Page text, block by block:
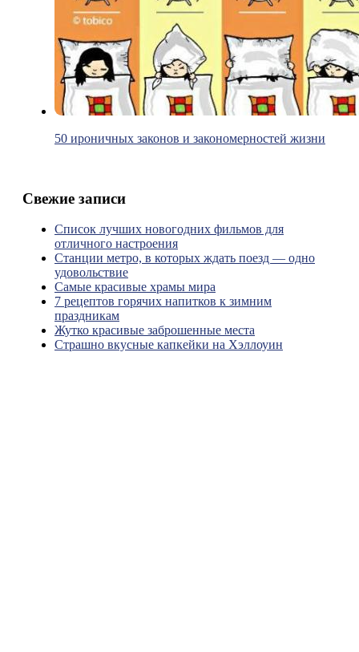
50 ироничных законов и закономерностей жизни
Свежие записи
Список лучших новогодних фильмов для
отличного настроения
Станции метро, в которых ждать поезд — одно
удовольствие
Самые красивые храмы мира
7 рецептов горячих напитков к зимним
праздникам
Жутко красивые заброшенные места
Страшно вкусные капкейки на Хэллоуин